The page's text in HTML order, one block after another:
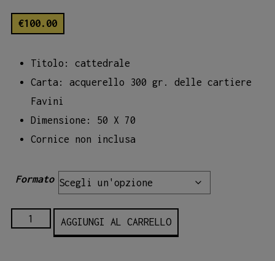
€100.00
Titolo: cattedrale
Carta: acquerello 300 gr. delle cartiere
Favini
Dimensione: 50 X 70
Cornice non inclusa
Formato
AGGIUNGI AL CARRELLO